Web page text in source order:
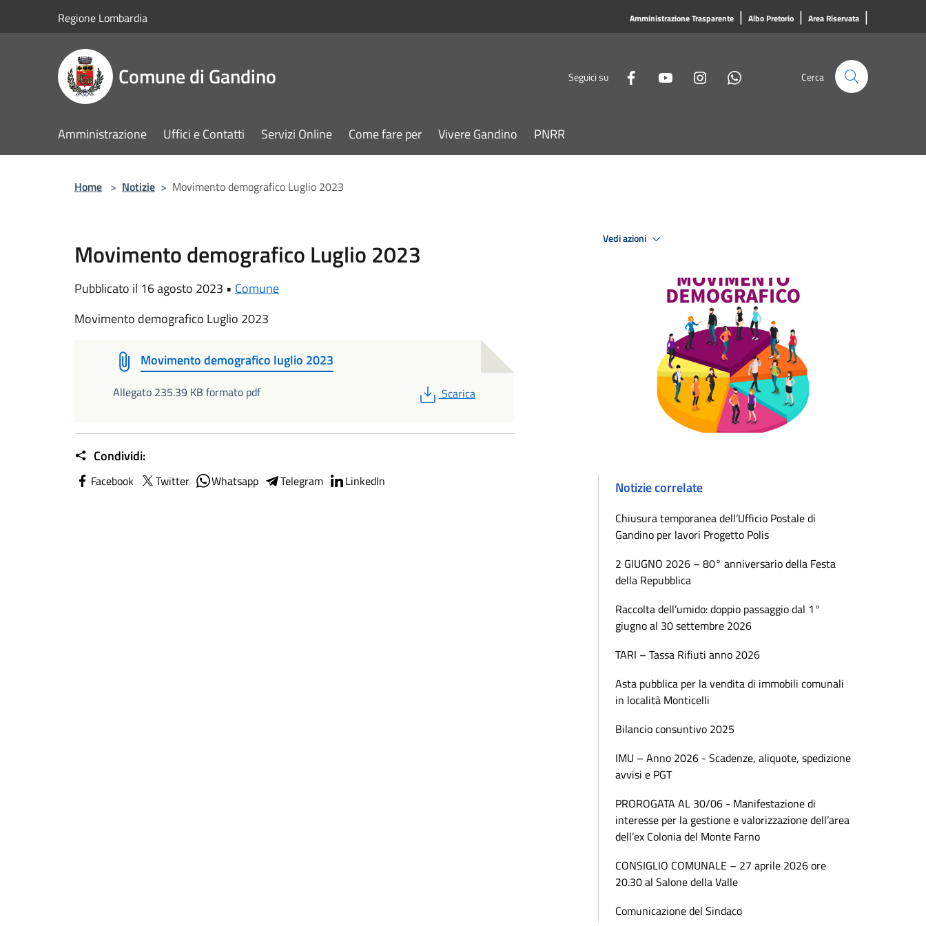
Regione Lombardia Amministrazione Trasparente | Albo Pretorio | Area Riservata |
Comune di Gandino Seguici su Cerca
Amministrazione Uffici e Contatti Servizi Online Come fare per Vivere Gandino PNRR
Home > Notizie > Movimento demografico Luglio 2023
Movimento demografico Luglio 2023
Pubblicato il 16 agosto 2023 • Comune
Movimento demografico Luglio 2023
Movimento demografico luglio 2023
Allegato 235.39 KB formato pdf PDF
Scarica
Condividi:
Facebook Twitter Whatsapp Telegram LinkedIn
Vedi azioni
Notizie correlate
Chiusura temporanea dell’Ufficio Postale di
Gandino per lavori Progetto Polis
2 GIUGNO 2026 – 80° anniversario della Festa
della Repubblica
Raccolta dell’umido: doppio passaggio dal 1°
giugno al 30 settembre 2026
TARI – Tassa Rifiuti anno 2026
Asta pubblica per la vendita di immobili comunali
in località Monticelli
Bilancio consuntivo 2025
IMU – Anno 2026 - Scadenze, aliquote, spedizione
avvisi e PGT
PROROGATA AL 30/06 - Manifestazione di
interesse per la gestione e valorizzazione dell’area
dell’ex Colonia del Monte Farno
CONSIGLIO COMUNALE – 27 aprile 2026 ore
20.30 al Salone della Valle
Comunicazione del Sindaco